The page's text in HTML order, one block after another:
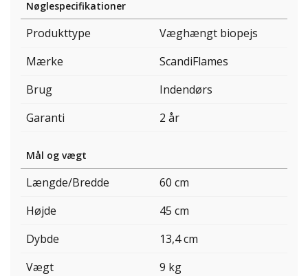
Nøglespecifikationer
Produkttype
Væghængt biopejs
Mærke
ScandiFlames
Brug
Indendørs
Garanti
2 år
Mål og vægt
Længde/Bredde
60 cm
Højde
45 cm
Dybde
13,4 cm
Vægt
9 kg